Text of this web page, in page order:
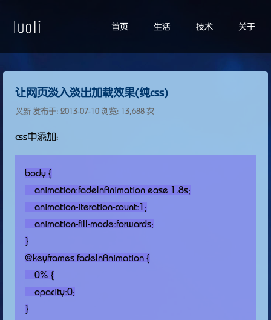
首页 生活 技术 关于
让网页淡入淡出加载效果(纯css)
义新 发布于: 2013-07-10 浏览: 13,688 次
css中添加：
body {
}
@keyframes fadeInAnimation {
}